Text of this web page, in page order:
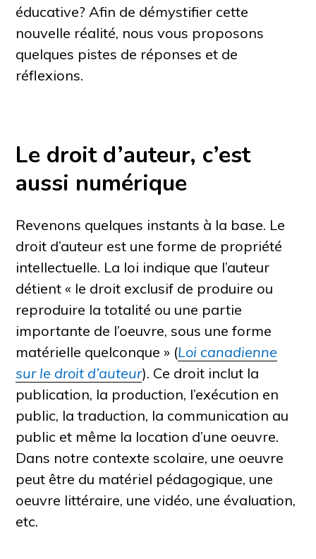
éducative? Afin de démystifier cette
nouvelle réalité, nous vous proposons
quelques pistes de réponses et de
réflexions.
Le droit d’auteur, c’est
aussi numérique
Revenons quelques instants à la base. Le
droit d’auteur est une forme de propriété
intellectuelle. La loi indique que l’auteur
détient« le droit exclusif de produire ou
reproduire la totalité ou une partie
importante de l’oeuvre, sous une forme
matérielle quelconque» (Loi canadienne
sur le droit d’auteur). Ce droit inclut la
publication, la production, l’exécution en
public, la traduction, la communication au
public et même la location d’une oeuvre.
Dans notre contexte scolaire, une oeuvre
peut être du matériel pédagogique, une
oeuvre littéraire, une vidéo, une évaluation,
etc.